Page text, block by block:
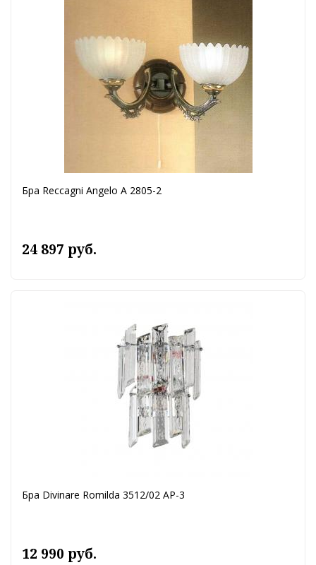
Бра Reccagni Angelo A 2805-2
24 897 руб.
Бра Divinare Romilda 3512/02 AP-3
12 990 руб.